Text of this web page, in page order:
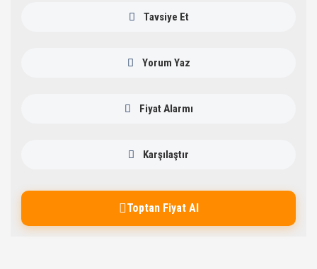
Tavsiye Et
Yorum Yaz
Fiyat Alarmı
Karşılaştır
Toptan Fiyat Al